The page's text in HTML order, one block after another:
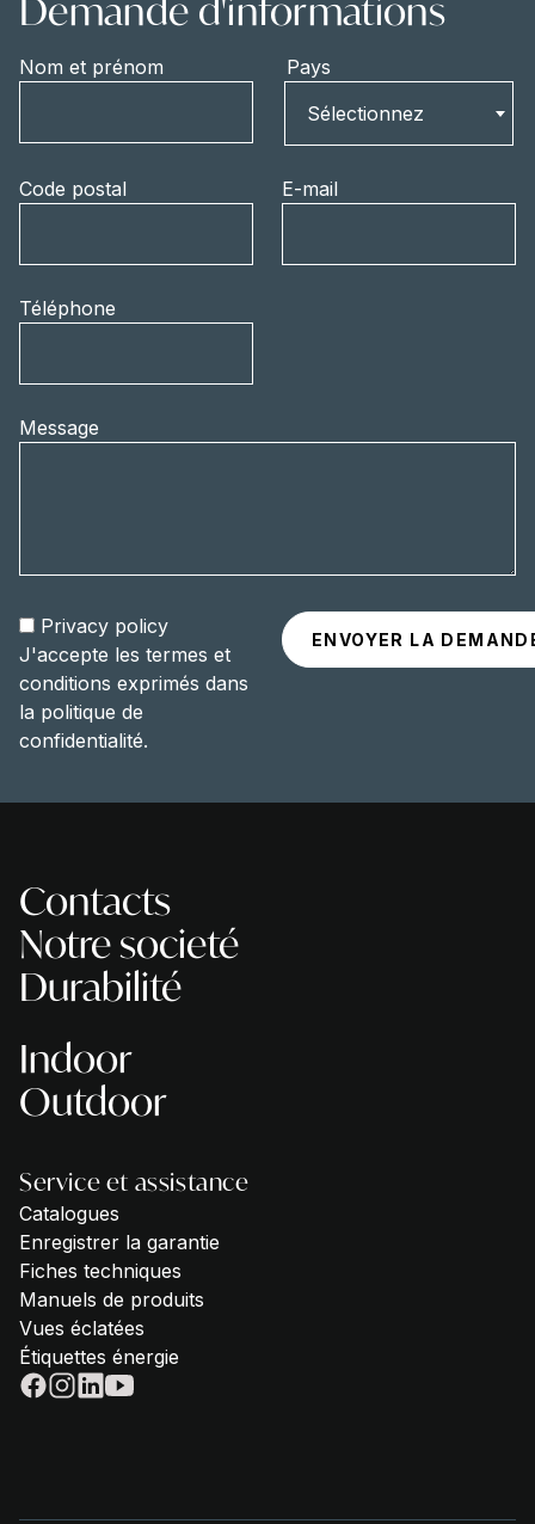
Demande d'informations
Nom et prénom
Pays
Sélectionnez
Code postal E-mail
Téléphone
Message
Privacy policy
J'accepte les termes et
conditions exprimés dans
la politique de
confidentialité.
Contacts
Notre societé
Durabilité
Indoor
Outdoor
Service et assistance
Catalogues
Enregistrer la garantie
Fiches techniques
Manuels de produits
Vues éclatées
Étiquettes énergie